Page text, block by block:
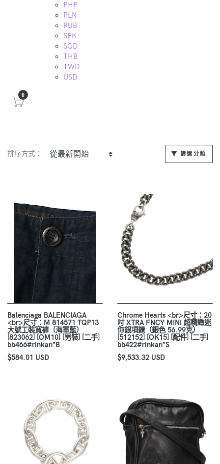
PHP
PLN
RUB
SEK
SGD
THB
TWD
USD
0
排序方式： 篩選分類
Balenciaga BALENCIAGA
<br>尺寸：M 814571 TQP13
大號工裝寬褲（海軍藍）
[823062] [OM10] [男裝] [二手]
bb466#rinkan*B
$584.01 USD
Chrome Hearts <br>尺寸：20
吋 XTRA FNCY MINI 超精緻迷
你銀項鍊（銀色 56.99克）
[512152] [OK15] [配件] [二手]
bb422#rinkan*S
$9,533.32 USD